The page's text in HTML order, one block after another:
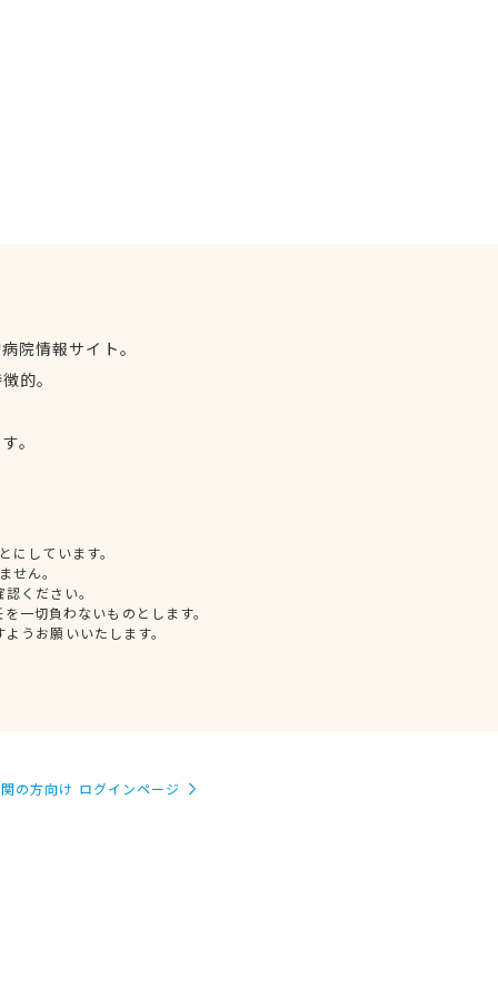
院情報サイト。
的。
。
しています。
せん。
ください。
一切負わないものとします。
うお願いいたします。
の方向け ログインページ